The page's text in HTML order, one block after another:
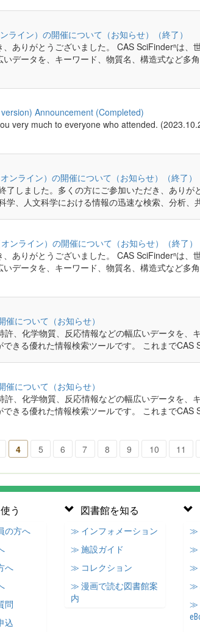
イン）の開催について（お知らせ）（終了）
ありがとうございました。 CAS SciFinderⁿは、
データを、キーワード、物質名、構造式など多
Announcement (Completed)
very much to everyone who attended.
ンライン）の開催について（お知らせ）（終了）
しました。多くの方にご参加いただき、ありが
学、人文科学における情報の迅速な検索、分析
ンライン）の開催について（お知らせ）（終了）
ありがとうございました。 CAS SciFinderⁿは、
データを、キーワード、物質名、構造式など多
について（お知らせ）
、化学物質、反応情報などの幅広いデータを、
きる優れた情報検索ツールです。 これまで
について（お知らせ）
、化学物質、反応情報などの幅広いデータを、
きる優れた情報検索ツールです。 これまで
4 5 6 7 8 9 10 11
う
の方へ
へ
問
込
図書館を知る
≫ インフォメーション
≫ 施設ガイド
≫ コレクション
≫ 漫画で読む図書館案
内
≫
≫
≫
≫
≫